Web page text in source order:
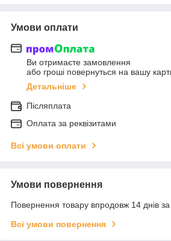
Умови оплати
Ви отримаєте замовлення
або гроші повернуться на вашу
Детальніше
Післяплата
Оплата за реквізитами
Всі умови оплати
Умови повернення
Повернення товару впродовж 14 днів
Всі умови повернення